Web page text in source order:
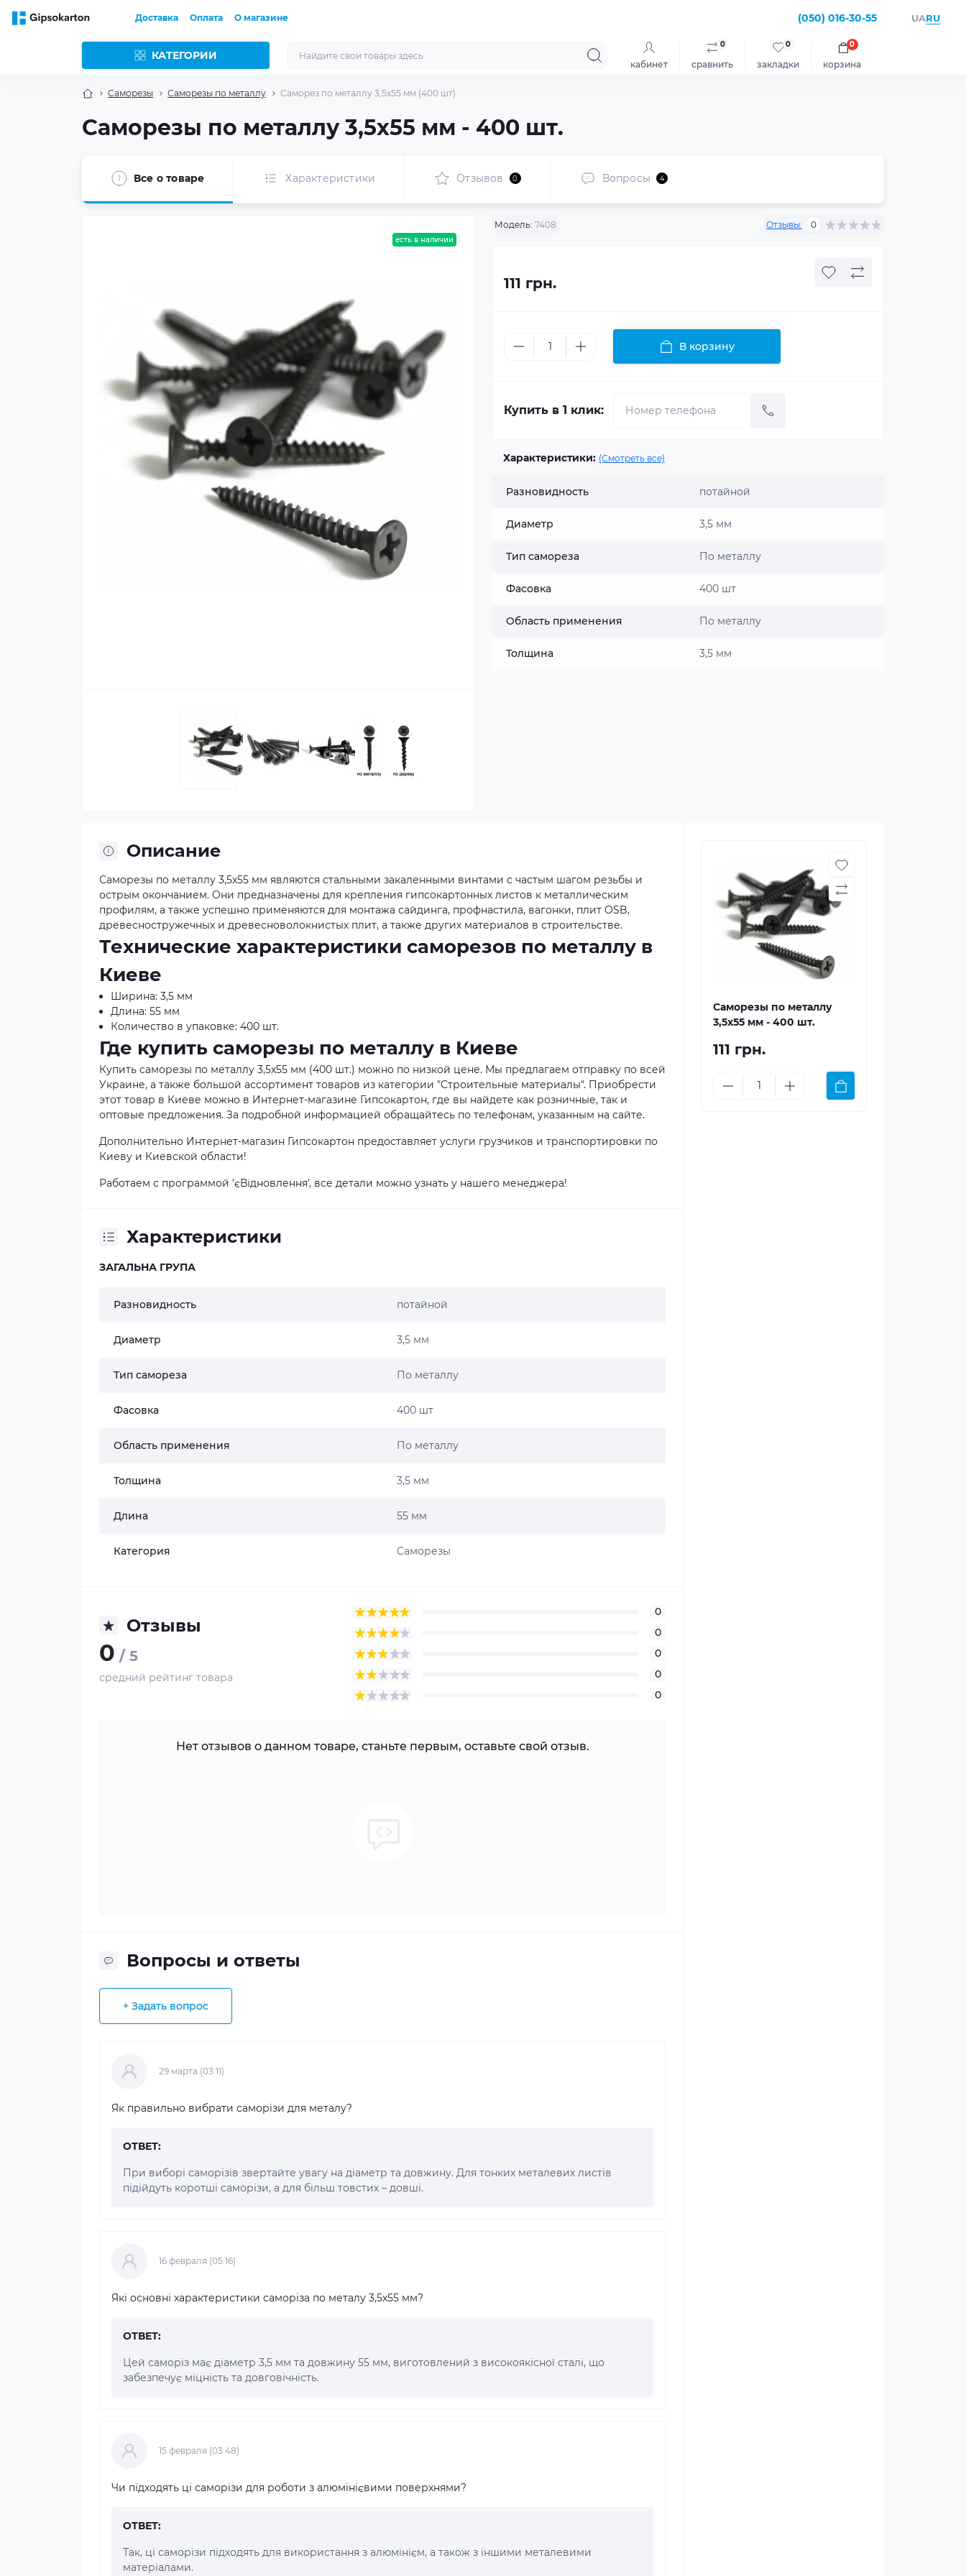
Доставка Оплата О магазине (050) 016-30-55 UARU
КАТЕГОРИИ
кабинет сравнить
0
закладки
0
корзина
0
Саморезы Саморезы по металлу Саморез по металлу 3,5x55 мм (400 шт)
Саморезы по металлу 3,5x55 мм - 400 шт.
Все о товаре Характеристики Отзывов 0 Вопросы 4
есть в наличии
Модель: 7408 Отзывы: 0
111 грн.
В корзину
Купить в 1 клик:
Характеристики: (Смотреть все)
Разновидность потайной
Диаметр 3,5 мм
Тип самореза По металлу
Фасовка 400 шт
Область применения По металлу
Толщина 3,5 мм
Описание
Саморезы по металлу 3,5x55 мм являются стальными закаленными винтами с частым шагом резьбы и
острым окончанием. Они предназначены для крепления гипсокартонных листов к металлическим
профилям, а также успешно применяются для монтажа сайдинга, профнастила, вагонки, плит OSB,
древесностружечных и древесноволокнистых плит, а также других материалов в строительстве.
Технические характеристики саморезов по металлу в
Киеве
Ширина: 3,5 мм
Длина: 55 мм
Количество в упаковке: 400 шт.
Где купить саморезы по металлу в Киеве
Купить саморезы по металлу 3,5x55 мм (400 шт.) можно по низкой цене. Мы предлагаем отправку по всей
Украине, а также большой ассортимент товаров из категории "Строительные материалы". Приобрести
этот товар в Киеве можно в Интернет-магазине Гипсокартон, где вы найдете как розничные, так и
оптовые предложения. За подробной информацией обращайтесь по телефонам, указанным на сайте.
Дополнительно Интернет-магазин Гипсокартон предоставляет услуги грузчиков и транспортировки по
Киеву и Киевской области!
Работаем с программой 'єВідновлення', все детали можно узнать у нашего менеджера!
Характеристики
ЗАГАЛЬНА ГРУПА
Разновидность потайной
Диаметр 3,5 мм
Тип самореза По металлу
Фасовка 400 шт
Область применения По металлу
Толщина 3,5 мм
Длина 55 мм
Категория Саморезы
Отзывы
0 / 5
средний рейтинг товара
0
0
0
0
0
Нет отзывов о данном товаре, станьте первым, оставьте свой отзыв.
Вопросы и ответы
+ Задать вопрос
29 марта (03:11)
Як правильно вибрати саморізи для металу?
ОТВЕТ:
При виборі саморізів звертайте увагу на діаметр та довжину. Для тонких металевих листів
підійдуть коротші саморізи, а для більш товстих – довші.
16 февраля (05:16)
Які основні характеристики саморіза по металу 3,5x55 мм?
ОТВЕТ:
Цей саморіз має діаметр 3,5 мм та довжину 55 мм, виготовлений з високоякісної сталі, що
забезпечує міцність та довговічність.
15 февраля (03:48)
Чи підходять ці саморізи для роботи з алюмінієвими поверхнями?
ОТВЕТ:
Так, ці саморізи підходять для використання з алюмінієм, а також з іншими металевими
матеріалами.
Саморезы по металлу
3,5x55 мм - 400 шт.
111 грн.